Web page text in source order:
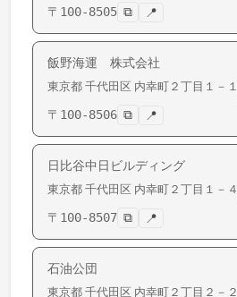
〒 100-8505 ⧉ 📍
飯野海運 株式会社
東京都 千代田区 内幸町 ２丁目１－１
〒 100-8506 ⧉ 📍
日比谷中日ビルディング
東京都 千代田区 内幸町 ２丁目１－４
〒 100-8507 ⧉ 📍
石油公団
東京都 千代田区 内幸町 ２丁目２－２